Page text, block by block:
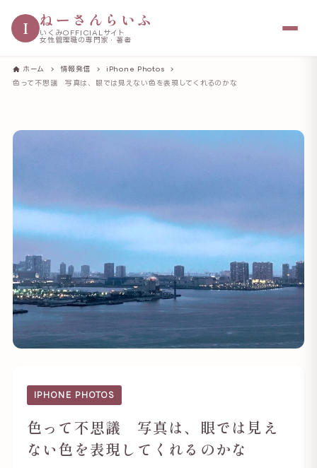
I ねーさんらいふ
いくみOFFICIALサイト
女性管理職の専門家・著者
ホーム 情報発信
iPhone Photos
色って不思議 写真は、眼では見えない色を表現してくれるのかな
IPHONE PHOTOS
色って不思議 写真は、眼では見え
ない色を表現してくれるのかな